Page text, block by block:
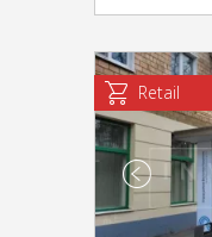
Retail